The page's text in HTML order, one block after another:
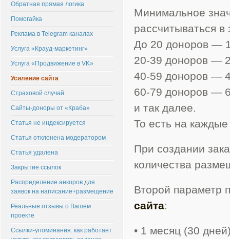
Минимальное
рассчитываться в
До 20 доноров —
20-39 доноров —
40-59 доноров —
60-79 доноров —
и так далее.
То есть на
При создании
количества
Второй параметр
сайта:
• 1 месяц (30
Обратная прямая логика
Помогайка
Реклама в Telegram каналах
Услуга «Крауд-маркетинг»
Услуга «Продвижение в VK»
Усиление сайта
Страховой случай
Сайты-доноры от «Краба»
Статья не индексируется
Статья отклонена модератором
Статья удалена
Закрытие ссылок
Распределение анкоров для
заявок на написание+размещение
Реальные отзывы о Вашем
проекте
Ссылки-упоминания: как работает